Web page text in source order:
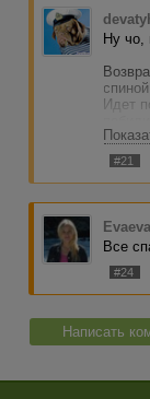
Ну чо,
Идет
И тут
Ну
И
прямо
И
#21
Все
#24
Написать